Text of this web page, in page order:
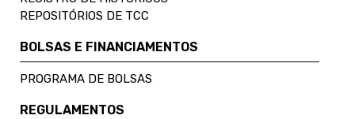
REPOSITÓRIOS DE TCC
BOLSAS E FINANCIAMENTOS
PROGRAMA DE BOLSAS
REGULAMENTOS